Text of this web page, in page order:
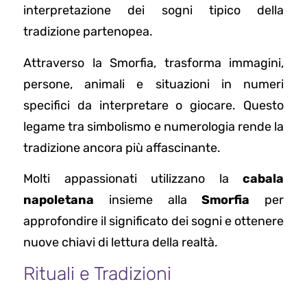
interpretazione dei sogni tipico della
tradizione partenopea.
Attraverso la Smorfia, trasforma immagini,
persone, animali e situazioni in numeri
specifici da interpretare o giocare. Questo
legame tra simbolismo e numerologia rende la
tradizione ancora più affascinante.
Molti appassionati utilizzano la cabala
napoletana insieme allaSmorfia per
approfondire il significato dei sogni e ottenere
nuove chiavi di lettura della realtà.
Rituali e Tradizioni